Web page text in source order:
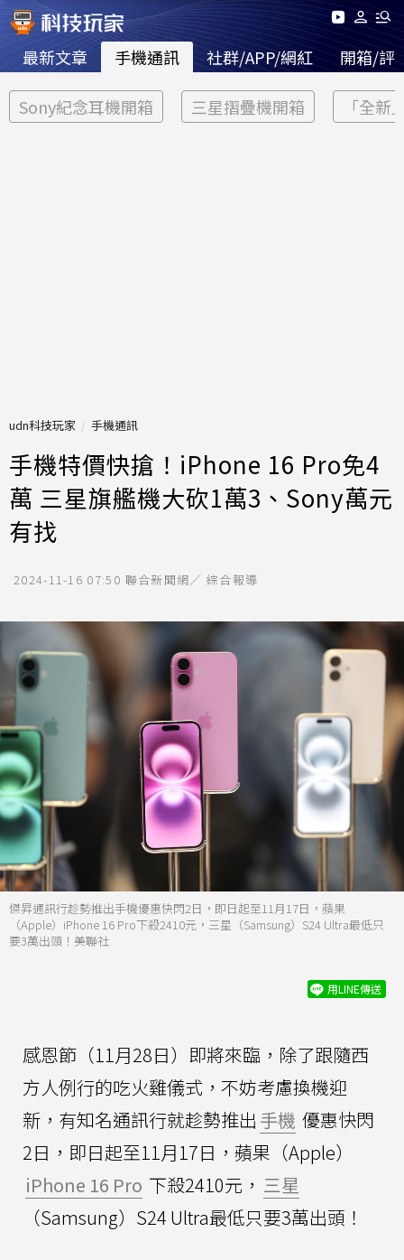
最新文章 手機通訊 社群/APP/網紅 開箱/評
Sony紀念耳機開箱 三星摺疊機開箱 「全新
udn科技玩家 手機通訊
手機特價快搶！iPhone 16 Pro免4
萬 三星旗艦機大砍1萬3、Sony萬元
有找
2024-11-16 07:50 聯合新聞網／ 綜合報導
傑昇通訊行趁勢推出手機優惠快閃2日，即日起至11月17日，蘋果
（Apple）iPhone 16 Pro下殺2410元，三星（Samsung）S24 Ultra最低只
要3萬出頭！美聯社
用LINE傳送
感恩節（11月28日）即將來臨，除了跟隨西
方人例行的吃火雞儀式，不妨考慮換機迎
新，有知名通訊行就趁勢推出 手機 優惠快閃
2日，即日起至11月17日，蘋果（Apple）
iPhone 16 Pro 下殺2410元， 三星
（Samsung）S24 Ultra最低只要3萬出頭！